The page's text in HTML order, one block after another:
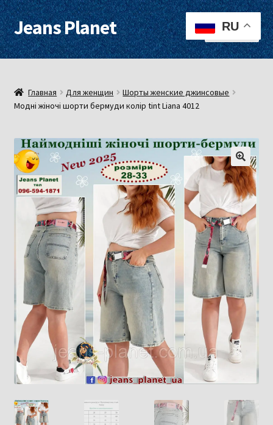
Перейти
к
навигации
Перейти
к
содержимому
Jeans Planet Меню
Для женщин
Для мужчин
Оплата, доставка
Контакты
Примерочная
Главная Для женщин
Шорты женские джинсовые
Модні жіночі шорти бермуди колір tint Liana 4012
RU